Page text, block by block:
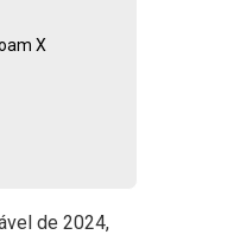
X
de 2024,